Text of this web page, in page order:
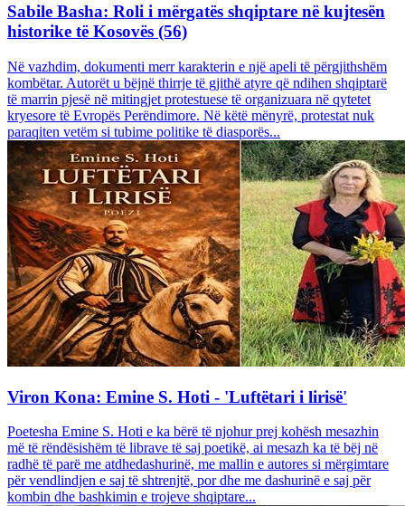
Sabile Basha: Roli i mërgatës shqiptare në kujtesën
historike të Kosovës (56)
Në vazhdim, dokumenti merr karakterin e një apeli të përgjithshëm
kombëtar. Autorët u bëjnë thirrje të gjithë atyre që ndihen shqiptarë
të marrin pjesë në mitingjet protestuese të organizuara në qytetet
kryesore të Evropës Perëndimore. Në këtë mënyrë, protestat nuk
paraqiten vetëm si tubime politike të diasporës...
Viron Kona: Emine S. Hoti - 'Luftëtari i lirisë'
Poetesha Emine S. Hoti e ka bërë të njohur prej kohësh mesazhin
më të rëndësishëm të librave të saj poetikë, ai mesazh ka të bëj në
radhë të parë me atdhedashurinë, me mallin e autores si mërgimtare
për vendlindjen e saj të shtrenjtë, por dhe me dashurinë e saj për
kombin dhe bashkimin e trojeve shqiptare...